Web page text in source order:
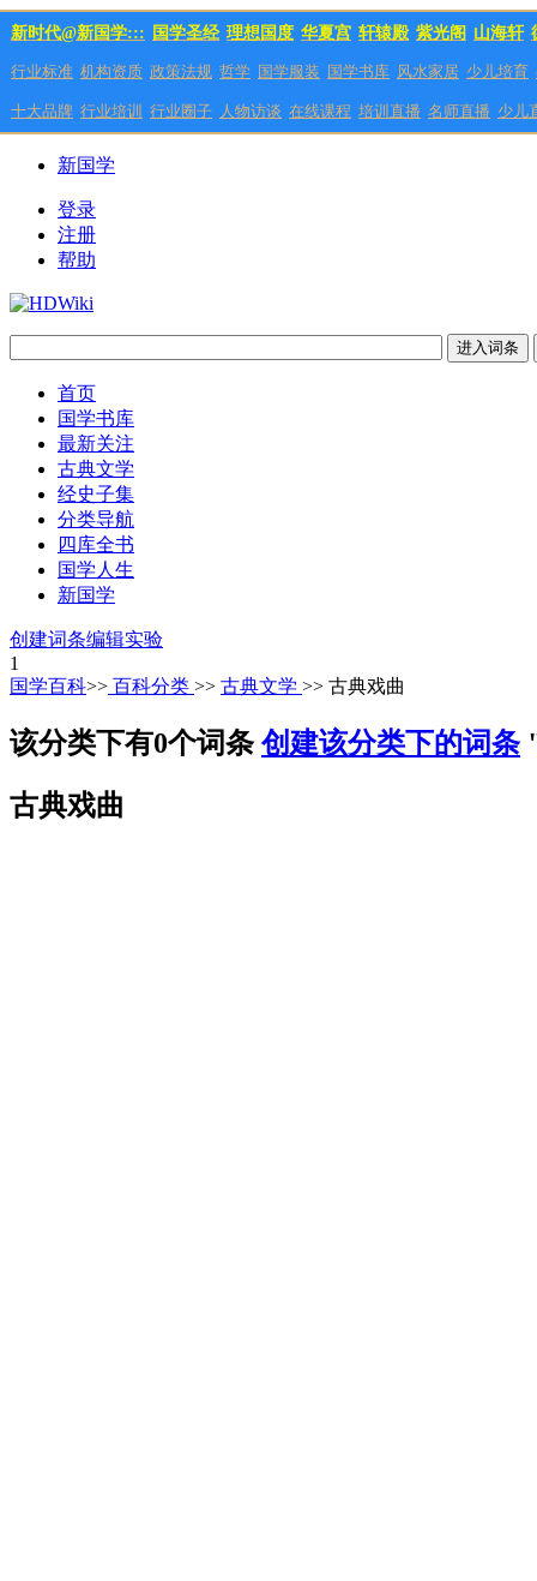
新时代@新国学::: 国学圣经 理想国度 华夏宫 轩辕殿 紫光阁 山海轩
行业标准 机构资质 政策法规 哲学 国学服装 国学书库 风水家居 少儿培育
十大品牌 行业培训 行业圈子 人物访谈 在线课程 培训直播 名师直播 少儿
新国学
登录
注册
帮助
首页
国学书库
最新关注
古典文学
经史子集
分类导航
四库全书
国学人生
新国学
创建词条编辑实验
1
国学百科>> 百科分类 >> 古典文学 >> 古典戏曲
该分类下有0个词条 创建该分类下的词条
古典戏曲